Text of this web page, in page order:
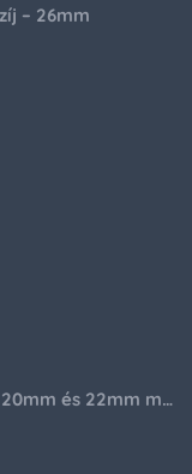
– 26mm
Keskenyített bőr óraszíj – 20mm és 22mm méretben